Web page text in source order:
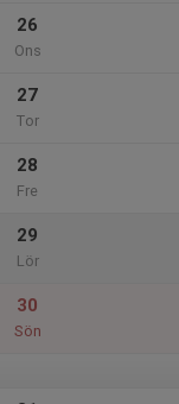
26
Ons
27
Tor
28
Fre
29
Lör
30
Sön